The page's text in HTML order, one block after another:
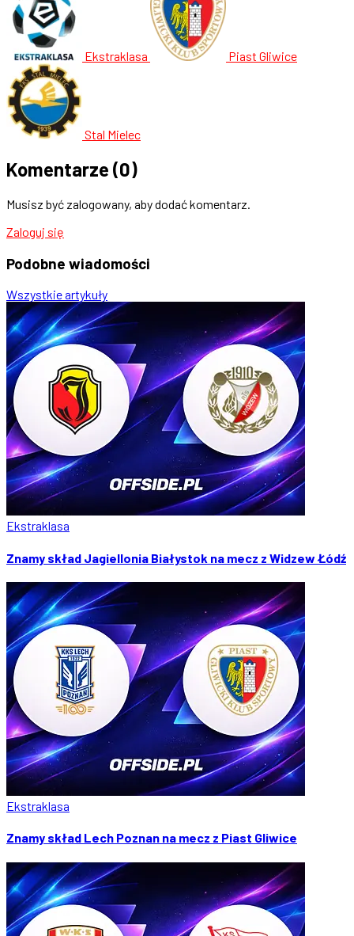
Ekstraklasa Piast Gliwice
Stal Mielec
Komentarze (0)
Musisz być zalogowany, aby dodać komentarz.
Zaloguj się
Podobne wiadomości
Wszystkie artykuły
Ekstraklasa
Znamy skład Jagiellonia Białystok na mecz z Widzew Łódź
Ekstraklasa
Znamy skład Lech Poznan na mecz z Piast Gliwice